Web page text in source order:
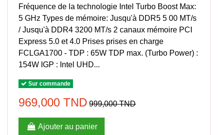
Fréquence de la technologie Intel Turbo Boost Max:
5 GHz Types de mémoire: Jusqu'à DDR5 5 00 MT/s
/ Jusqu'à DDR4 3200 MT/s 2 canaux mémoire PCI
Express 5.0 et 4.0 Prises prises en charge
FCLGA1700 - TDP : 65W TDP max. (Turbo Power) :
154W IGP : Intel UHD...
Sur commande
969,000 TND 999,000 TND
Ajouter au panier